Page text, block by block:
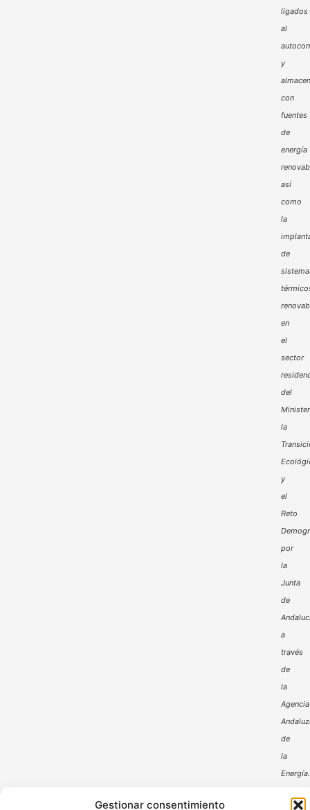
Gestionar consentimiento
ligados
al
y
con
fuentes
de
energía
así
como
la
de
en
el
sector
del
la
y
el
Reto
por
la
Junta
de
a
través
de
la
Agencia
de
la
Energía.